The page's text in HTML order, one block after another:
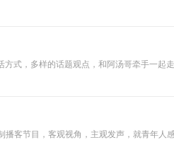
式，多样的话题观点，和阿汤哥牵手一起走
客节目，客观视角，主观发声，就青年